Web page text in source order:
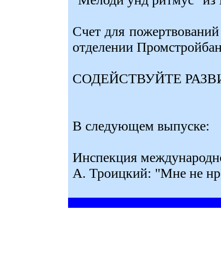
Счет для
отделении
СОДЕЙСТВУЙТЕ
В следующем выпуске:
Инспекция
А. Троицкий: "Мне не